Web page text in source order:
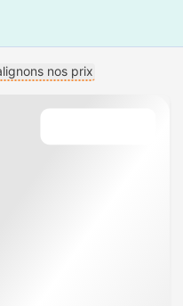
nos prix